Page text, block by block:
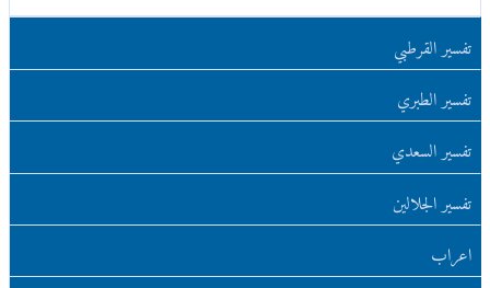
تفسير القرطبي
تفسير الطبري
تفسير السعدي
تفسير الجلالين
اعراب